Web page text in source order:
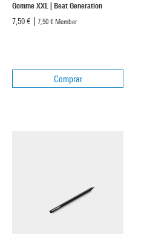
Gomme XXL | Beat Generation
7,50 €
7,50 € Member
Comprar